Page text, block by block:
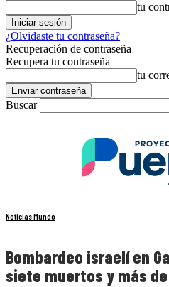
tu
¿Olvidaste tu contraseña?
Recuperación de contraseña
Recupera tu contraseña
tu
Buscar
Noticias Mundo
Bombardeo israelí en
siete muertos y más